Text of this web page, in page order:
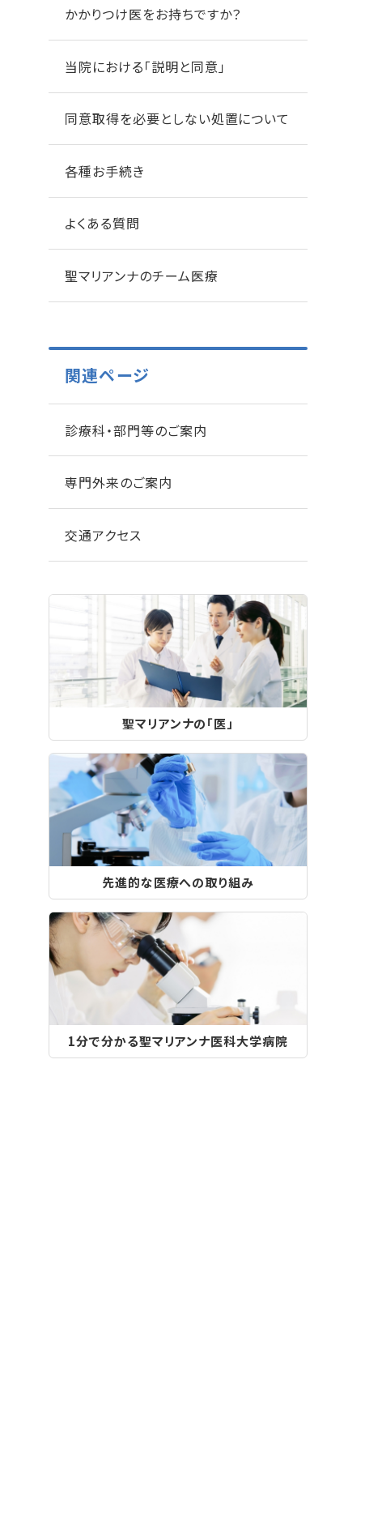
かかりつけ医をお持ちですか？
当院における「説明と同意」
同意取得を必要としない処置について
各種お手続き
よくある質問
聖マリアンナのチーム医療
関連ページ
診療科・部門等のご案内
専門外来のご案内
交通アクセス
聖マリアンナの「医」
先進的な医療への取り組み
1分で分かる聖マリアンナ医科⼤学病院